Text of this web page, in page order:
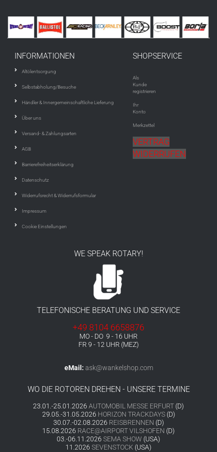
INFORMATIONEN
Altölentsorgung
Selbstabholung/Besuche
Händler & Innergemeinschaftliche Lieferung
Über uns
Versand- & Zahlungsarten
AGB
Barrierefreiheitserklärung
Datenschutz
Widerrufsrecht & Widerrufsformular
Impressum
Cookie Einstellungen
SHOPSERVICE
Als
Kunde
registrieren
Ihr
Konto
Merkzettel
VERTRAG
WIDERRUFEN
WE SPEAK ROTARY!
TELEFONISCHE BERATUNG UND SERVICE
+49 8104 6658876
MO - DO 9 - 16 UHR
FR 9 - 12 UHR (MEZ)
eMail: ask@wankelshop.com
WO DIE ROTOREN DREHEN - UNSERE TERMINE
23.01.-25.01.2026 AUTOMOBIL MESSE ERFURT (D)
29.05.-31.05.2026 HORIZON TRACKDAYS(D)
30.07.-02.08.2026 REISBRENNEN (D)
15.08.2026 RACE@AIRPORT VILSHOFEN (D)
03.-06.11.2026 SEMA SHOW (USA)
11.2026 SEVENSTOCK (USA)